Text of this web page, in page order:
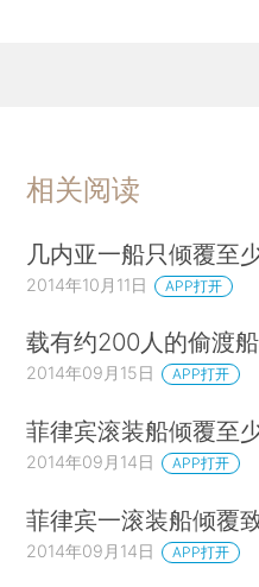
相关阅读
几内亚一船只倾覆至
2014年10月11日 APP打开
载有约200人的偷渡
2014年09月15日 APP打开
菲律宾滚装船倾覆至
2014年09月14日 APP打开
菲律宾一滚装船倾覆
2014年09月14日 APP打开